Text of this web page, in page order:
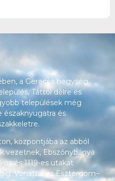
a Gerecse hegység
Táttól délre és
települések még
északnyugatra és
központjába az abból
vezetnek, Ebszőnybánya
és 1119-es utakat
Vonattal az Esztergom–